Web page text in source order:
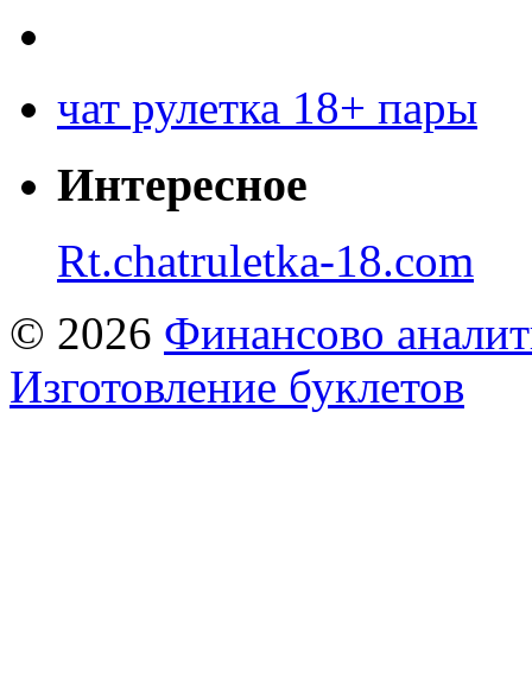
чат рулетка 18+ пары
Интересное
Rt.chatruletka-18.com
© 2026 Финансово
Изготовление буклетов